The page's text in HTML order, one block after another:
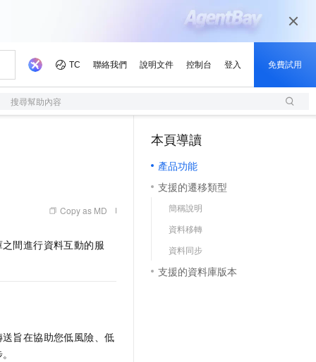
搜尋幫助內容
Copy as MD
間進行資料互動的服
旨在協助您低風險、低
本頁導讀
產品功能
支援的遷移類型
簡稱說明
資料移轉
資料同步
支援的資料庫版本